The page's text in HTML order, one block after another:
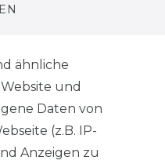
ähnliche
und
Daten von
(z.B. IP-
Anzeigen zu